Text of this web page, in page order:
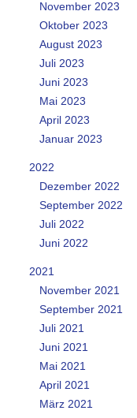
November 2023
Oktober 2023
August 2023
Juli 2023
Juni 2023
Mai 2023
April 2023
Januar 2023
2022
Dezember 2022
September 2022
Juli 2022
Juni 2022
2021
November 2021
September 2021
Juli 2021
Juni 2021
Mai 2021
April 2021
März 2021